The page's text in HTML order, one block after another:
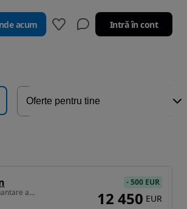
acum Intră în cont
999 cm3 • 110 CP • Garantie 12 luni- Optiuni de finantare avantajoase
-500 EUR
12 450 EUR